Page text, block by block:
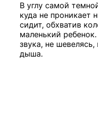
В углу самой
куда не проникает
сидит, обхватив
маленький
звука, не
дыша.